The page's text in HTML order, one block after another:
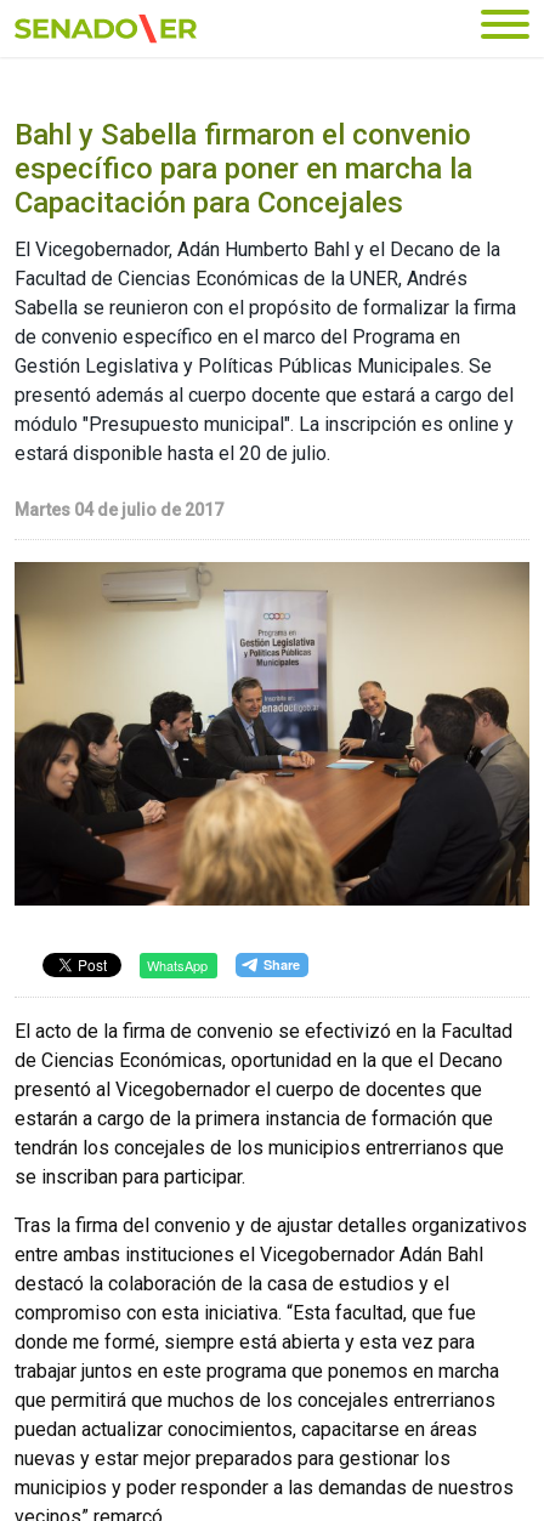
Ir al menú principal
Bahl y Sabella firmaron el convenio
específico para poner en marcha la
Capacitación para Concejales
El Vicegobernador, Adán Humberto Bahl y el Decano de la
Facultad de Ciencias Económicas de la UNER, Andrés
Sabella se reunieron con el propósito de formalizar la firma
de convenio específico en el marco del Programa en
Gestión Legislativa y Políticas Públicas Municipales. Se
presentó además al cuerpo docente que estará a cargo del
módulo "Presupuesto municipal". La inscripción es online y
estará disponible hasta el 20 de julio.
Martes 04 de julio de 2017
WhatsApp
El acto de la firma de convenio se efectivizó en la Facultad
de Ciencias Económicas, oportunidad en la que el Decano
presentó al Vicegobernador el cuerpo de docentes que
estarán a cargo de la primera instancia de formación que
tendrán los concejales de los municipios entrerrianos que
se inscriban para participar.
Tras la firma del convenio y de ajustar detalles organizativos
entre ambas instituciones el Vicegobernador Adán Bahl
destacó la colaboración de la casa de estudios y el
compromiso con esta iniciativa. “Esta facultad, que fue
donde me formé, siempre está abierta y esta vez para
trabajar juntos en este programa que ponemos en marcha
que permitirá que muchos de los concejales entrerrianos
puedan actualizar conocimientos, capacitarse en áreas
nuevas y estar mejor preparados para gestionar los
municipios y poder responder a las demandas de nuestros
vecinos” remarcó.